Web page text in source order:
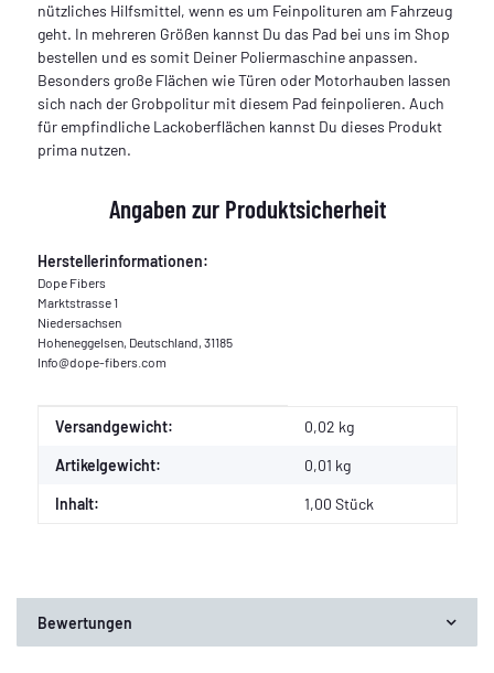
nützliches Hilfsmittel, wenn es um Feinpolituren am Fahrzeug
geht. In mehreren Größen kannst Du das Pad bei uns im Shop
bestellen und es somit Deiner Poliermaschine anpassen.
Besonders große Flächen wie Türen oder Motorhauben lassen
sich nach der Grobpolitur mit diesem Pad feinpolieren. Auch
für empfindliche Lackoberflächen kannst Du dieses Produkt
prima nutzen.
Angaben zur Produktsicherheit
Herstellerinformationen:
Dope Fibers
Marktstrasse 1
Niedersachsen
Hoheneggelsen, Deutschland, 31185
Info@dope-fibers.com
Produkteigenschaft
Wert
Versandgewicht: 0,02 kg
Artikelgewicht: 0,01 kg
Inhalt: 1,00 Stück
Bewertungen